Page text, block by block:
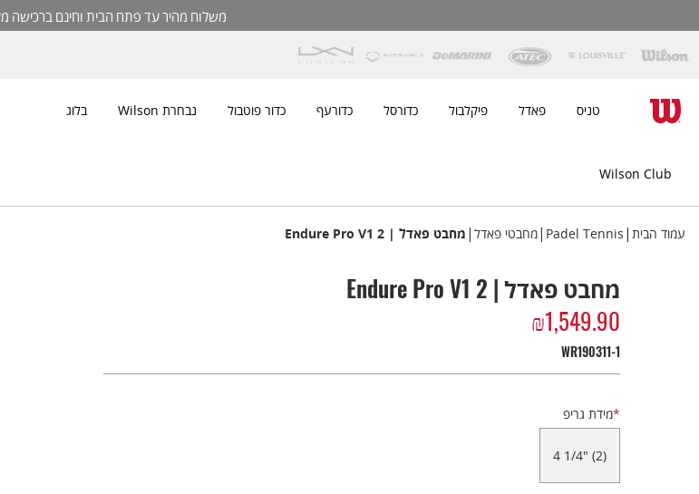
משלוח מהיר עד פתח הבית וחינם ברכישה מעל
טניס פאדל פיקלבול כדורסל כדורעף כדור פוטבול נבחרת Wilson בלוג
Wilson Club
עמוד הבית |
Padel Tennis
|מחבטי פאדל | מחבט פאדל | Endure Pro V1 2
מחבט פאדל | Endure Pro V1 2
₪1,549.90
WR190311-1
*מידת גריפ
4 1/4" (2)